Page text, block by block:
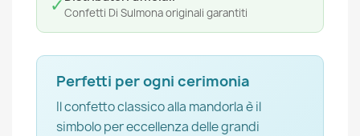
Confetti Di Sulmona originali garantiti
Perfetti per ogni cerimonia
Il confetto classico alla mandorla è il
simbolo per eccellenza delle grandi